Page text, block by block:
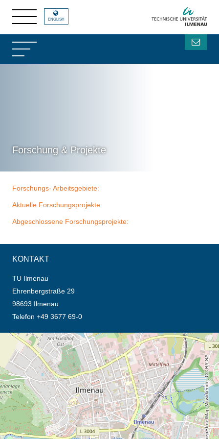
Forschung & Projekte
ENGLISH
Forschungs- Arbeitsgebiete:
Aktuelle Forschungsprojekte:
Abgeschlossene Forschungsprojekte:
KONTAKT
TU Ilmenau
Ehrenbergstraße 29
98693 Ilmenau
Telefon +49 3677 69-0
Öffnet die Anfahrtsbeschreibung in neuem Tab (Karte)
© OpenStreetMap-Mitwirkende, CC BY-SA